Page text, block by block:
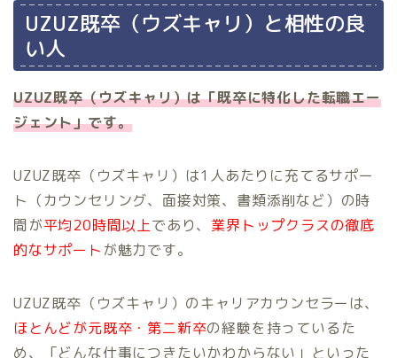
UZUZ既卒（ウズキャリ）と相性の良
い人
UZUZ既卒（ウズキャリ）は「既卒に特化した転職エー
ジェント」です。
UZUZ既卒（ウズキャリ）は1人あたりに充てるサポー
ト（カウンセリング、面接対策、書類添削など）の時
間が平均20時間以上であり、 業界トップクラスの徹底
的なサポート が魅力です。
UZUZ既卒（ウズキャリ）のキャリアカウンセラーは、
ほとんどが元既卒・第二新卒の経験を持っているた
め、「どんな仕事につきたいかわからない」といった